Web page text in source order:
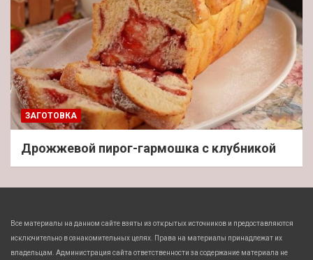
ЗАГОТОВКА
Дрожжевой пирог-гармошка с клубникой
Все материалы на данном сайте взяты из открытых источников и предоставляются
исключительно в ознакомительных целях. Права на материалы принадлежат их
владельцам. Администрация сайта ответственности за содержание материала не